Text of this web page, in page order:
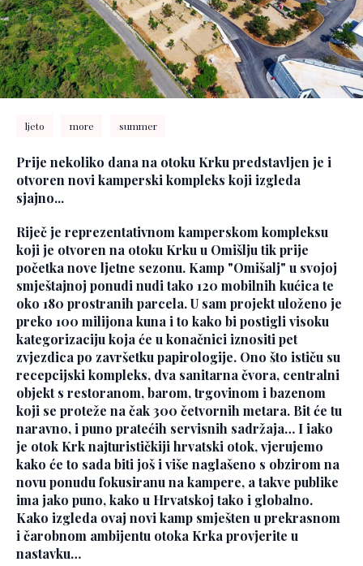
ljeto more summer
Prije nekoliko dana na otoku Krku predstavljen je i
otvoren novi kamperski kompleks koji izgleda
sjajno...
Riječ je reprezentativnom kamperskom kompleksu
koji je otvoren na otoku Krku u Omišlju tik prije
početka nove ljetne sezonu. Kamp "Omišalj" u svojoj
smještajnoj ponudi nudi tako 120 mobilnih kućica te
oko 180 prostranih parcela. U sam projekt uloženo je
preko 100 milijona kuna i to kako bi postigli visoku
kategorizaciju koja će u konačnici iznositi pet
zvjezdica po završetku papirologije. Ono što ističu su
recepcijski kompleks, dva sanitarna čvora, centralni
objekt s restoranom, barom, trgovinom i bazenom
koji se proteže na čak 300 četvornih metara. Bit će tu
naravno, i puno pratećih servisnih sadržaja… I iako
je otok Krk najturističkiji hrvatski otok, vjerujemo
kako će to sada biti još i više naglašeno s obzirom na
novu ponudu fokusiranu na kampere, a takve publike
ima jako puno, kako u Hrvatskoj tako i globalno.
Kako izgleda ovaj novi kamp smješten u prekrasnom
i čarobnom ambijentu otoka Krka provjerite u
nastavku…